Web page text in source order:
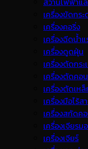
เครื่องขัดกร
เครื่องคอริ่ง
เครื่องฉีดน้ำ
เครื่องดูดฝุ่น
เครื่องตัดกระ
เครื่องตัดคอ
เครื่องตัดเห
เครื่องมือไร้ส
เครื่องสกัดค
เครื่องเจียร
เครื่องเจียร์